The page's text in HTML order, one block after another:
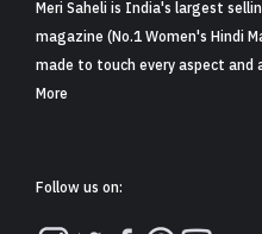
Meri Saheli is India's largest
magazine (No.1 Women's Hindi
made to touch every aspect and
More
Follow us on: